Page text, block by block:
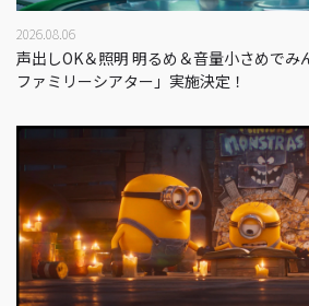
2026.08.06
声出しOK＆照明 明るめ＆音量小さめでみ
ファミリーシアター」実施決定！